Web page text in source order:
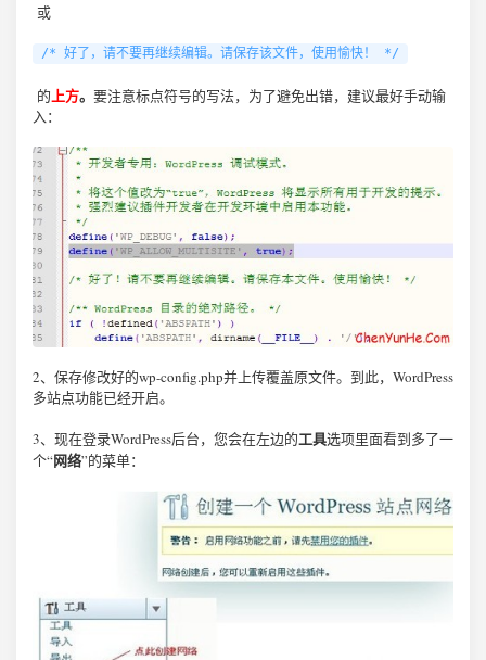
或
/* 好了，请不要再继续编辑。请保存该文件，使用愉快！ */
的上方。 要注意标点符号的写法，为了避免出错，建议最好手动输
入：
2、保存修改好的wp-config.php并上传覆盖原文件。到此，WordPress
多站点功能已经开启。
3、现在登录WordPress后台，您会在左边的工具选项里面看到多了一
个“网络”的菜单：